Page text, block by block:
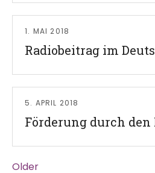
Radiobeitrag im
1. MAI 2018
Förderung durch
5. APRIL 2018
Older